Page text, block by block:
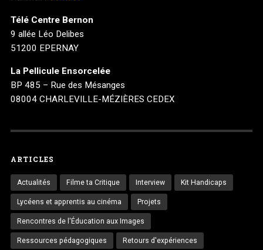
Télé Centre Bernon
9 allée Léo Delibes
51200 EPERNAY
La Pellicule Ensorcelée
BP 485 – Rue des Mésanges
08004 CHARLEVILLE-MÉZIÈRES CEDEX
ARTICLES
Actualités Filme ta Critique Interview Kit Handicaps
Lycéens et apprentis au cinéma Projets
Rencontres de l'Éducation aux Images
Ressources pédagogiques Retours d'expériences